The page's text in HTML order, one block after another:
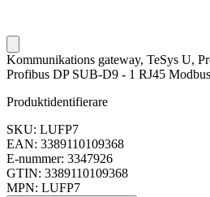
Kommunikations gateway, TeSys U,
Profibus DP SUB-D9 - 1 RJ45 Modbus
Produktidentifierare
SKU: LUFP7
EAN: 3389110109368
E-nummer: 3347926
GTIN: 3389110109368
MPN: LUFP7